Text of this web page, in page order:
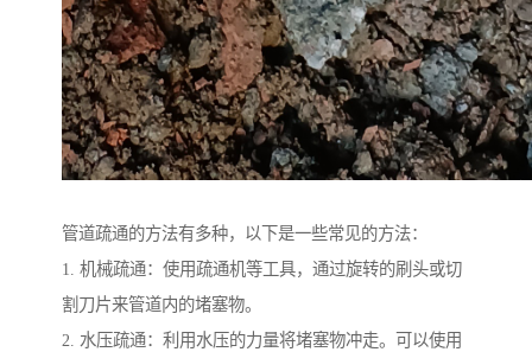
管道疏通的方法有多种，以下是一些常见的方法：
1. 机械疏通：使用疏通机等工具，通过旋转的刷头或切
割刀片来管道内的堵塞物。
2. 水压疏通：利用水压的力量将堵塞物冲走。可以使用